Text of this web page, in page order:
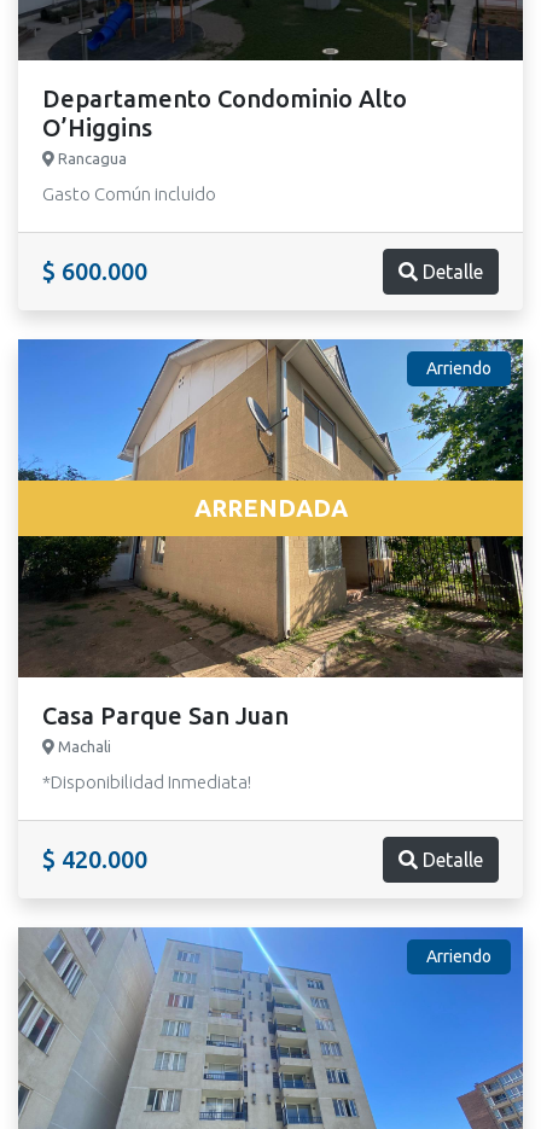
Departamento Condominio Alto
O’Higgins
Rancagua
Gasto Común incluido
$ 600.000 Detalle
Arriendo
ARRENDADA
Casa Parque San Juan
Machali
*Disponibilidad Inmediata!
$ 420.000 Detalle
Arriendo